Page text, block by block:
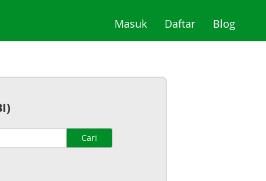
Masuk(current)
Daftar(current)
Blog
Cari